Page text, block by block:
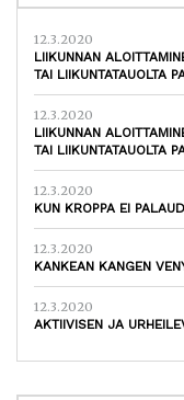
12.3.2020
LIIKUNNAN
TAI LIIKUNTATAUOLTA
12.3.2020
LIIKUNNAN
TAI LIIKUNTATAUOLTA
12.3.2020
KUN KROPPA EI
12.3.2020
KANKEAN KANGEN
12.3.2020
AKTIIVISEN JA